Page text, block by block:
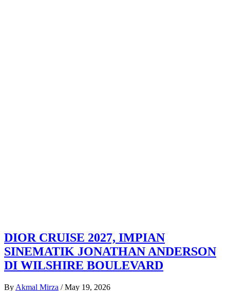
DIOR CRUISE 2027, IMPIAN
SINEMATIK JONATHAN ANDERSON
DI WILSHIRE BOULEVARD
By Akmal Mirza / May 19, 2026